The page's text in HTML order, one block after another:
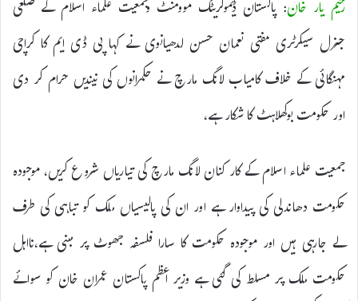
رحیم یار خان: پاکستان ڈیموکریٹک موومنٹ وجمعیت علماء اسلام کے ضلعی
جنرل سیکرٹری مفتی نعمان حسن لدھیانوی نے کہا پی ڈی ایم کا کراچی
مہنگائی کے خلاف کامیاب لانگ مارچ نے حکمرانوں کی نیندیں حرام کر دی
اور حکومت بوکھلاہٹ کا شکار ہے،
جمعیت علماء اسلام کے کار کنان لانگ مارچ کی تیاریاں شروع کریں، موجودہ
حکومت دھاندلی کی پیداوار ہے اور ان کی پالیسیاں ملک کو تباہی کی طرف
لے جارہی ہیں اور موجودہ حکومت کا سارا فلسفہ جھوٹ پر مبنی ہے،نااہل
حکومت ملک پر مسلط کی گئی ہے وزیر اعظم پاکستان عمران خان کو سوائے